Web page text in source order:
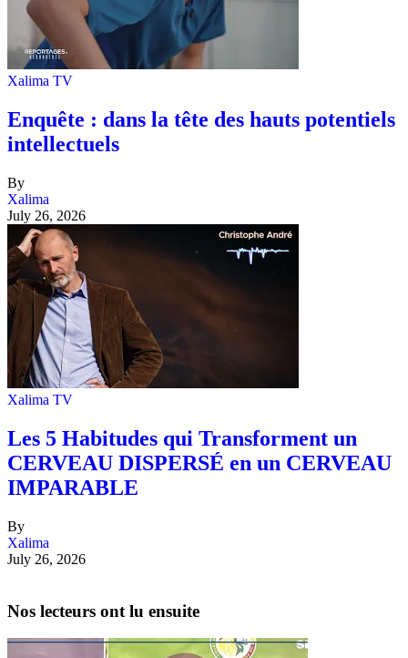
Xalima TV
Enquête : dans la tête des hauts potentiels
intellectuels
By
Xalima
July 26, 2026
Xalima TV
Les 5 Habitudes qui Transforment un
CERVEAU DISPERSÉ en un CERVEAU
IMPARABLE
By
Xalima
July 26, 2026
Nos lecteurs ont lu ensuite